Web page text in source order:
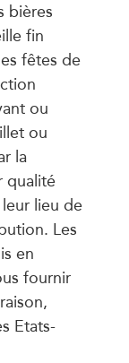
bières
fin
fêtes de
ou
ou
la
qualité
lieu de
Les
en
fournir
Etats-